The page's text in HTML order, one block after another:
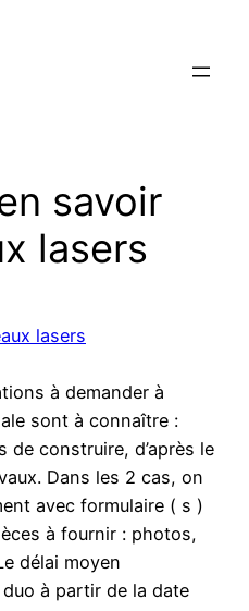
savoir
lasers
lasers
à demander à
sont à connaître :
de construire, d’après le
Dans les 2 cas, on
avec formulaire ( s )
à fournir : photos,
délai moyen
duo à partir de la date